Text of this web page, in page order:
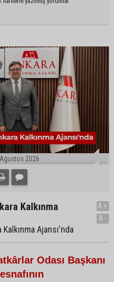
2026
Kalkınma
Ajansı'nda
A+
A-
Odası Başkanı